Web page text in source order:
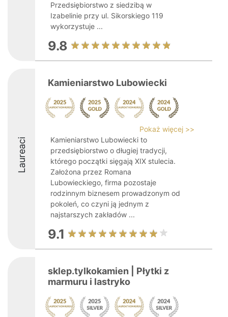
Przedsiębiorstwo z siedzibą w
Izabelinie przy ul. Sikorskiego 119
wykorzystuje ...
9.8
Laureaci
Kamieniarstwo Lubowiecki
Pokaż więcej >>
Kamieniarstwo Lubowiecki to
przedsiębiorstwo o długiej tradycji,
którego początki sięgają XIX stulecia.
Założona przez Romana
Lubowieckiego, firma pozostaje
rodzinnym biznesem prowadzonym od
pokoleń, co czyni ją jednym z
najstarszych zakładów ...
9.1
sklep.tylkokamien | Płytki z
marmuru i lastryko